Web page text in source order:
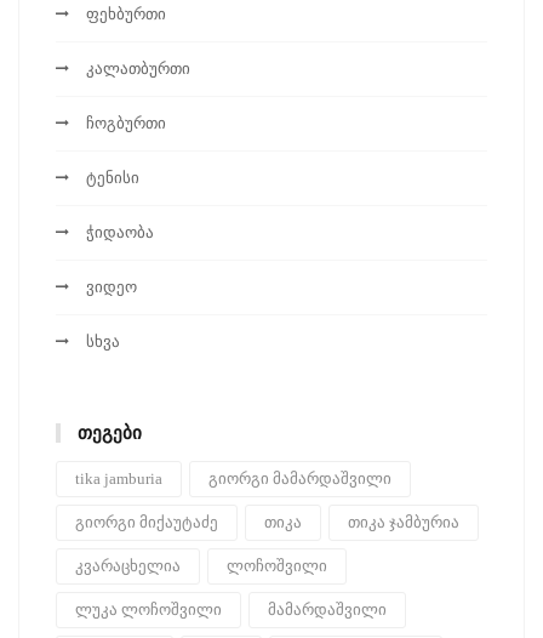
ფეხბურთი
კალათბურთი
ჩოგბურთი
ტენისი
ჭიდაობა
ვიდეო
სხვა
ᲗᲔᲒᲔᲑᲘ
tika jamburia გიორგი მამარდაშვილი
გიორგი მიქაუტაძე თიკა თიკა ჯამბურია
კვარაცხელია ლოჩოშვილი
ლუკა ლოჩოშვილი მამარდაშვილი